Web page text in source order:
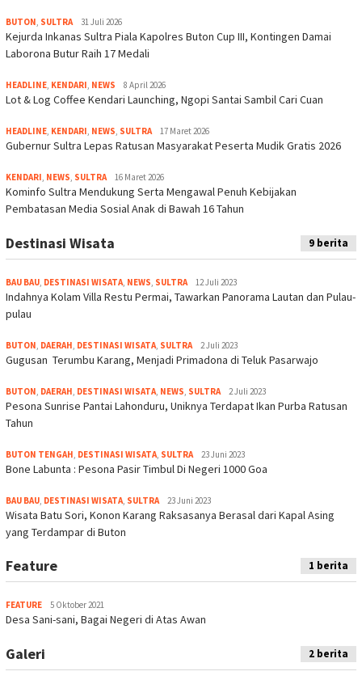
BUTON, SULTRA 31 Juli 2026
Kejurda Inkanas Sultra Piala Kapolres Buton Cup III, Kontingen Damai
Laborona Butur Raih 17 Medali
HEADLINE, KENDARI, NEWS 8 April 2026
Lot & Log Coffee Kendari Launching, Ngopi Santai Sambil Cari Cuan
HEADLINE, KENDARI, NEWS, SULTRA 17 Maret 2026
Gubernur Sultra Lepas Ratusan Masyarakat Peserta Mudik Gratis 2026
KENDARI, NEWS, SULTRA 16 Maret 2026
Kominfo Sultra Mendukung Serta Mengawal Penuh Kebijakan
Pembatasan Media Sosial Anak di Bawah 16 Tahun
Destinasi Wisata 9 berita
BAU BAU DESTINASI WISATA NEWS SULTRA 12 Juli 2023
Indahnya Kolam Villa Restu Permai, Tawarkan Panorama Lautan dan Pulau-
pulau
BUTON DAERAH DESTINASI WISATA SULTRA 2 Juli 2023
Gugusan Terumbu Karang, Menjadi Primadona di Teluk Pasarwajo
BUTON DAERAH DESTINASI WISATA NEWS SULTRA 2 Juli 2023
Pesona Sunrise Pantai Lahonduru, Uniknya Terdapat Ikan Purba Ratusan
Tahun
BUTON TENGAH DESTINASI WISATA SULTRA 23 Juni 2023
Bone Labunta : Pesona Pasir Timbul Di Negeri 1000 Goa
BAU BAU DESTINASI WISATA SULTRA 23 Juni 2023
Wisata Batu Sori, Konon Karang Raksasanya Berasal dari Kapal Asing
yang Terdampar di Buton
Feature 1 berita
FEATURE 5 Oktober 2021
Desa Sani-sani, Bagai Negeri di Atas Awan
Galeri 2 berita